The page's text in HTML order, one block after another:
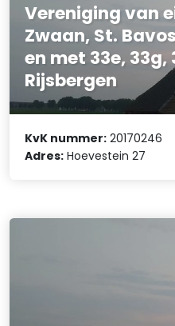
Vereniging van
Zwaan, St.
en met 33e, 33g,
Rijsbergen
KvK nummer: 20170246
Adres: Hoevestein 27